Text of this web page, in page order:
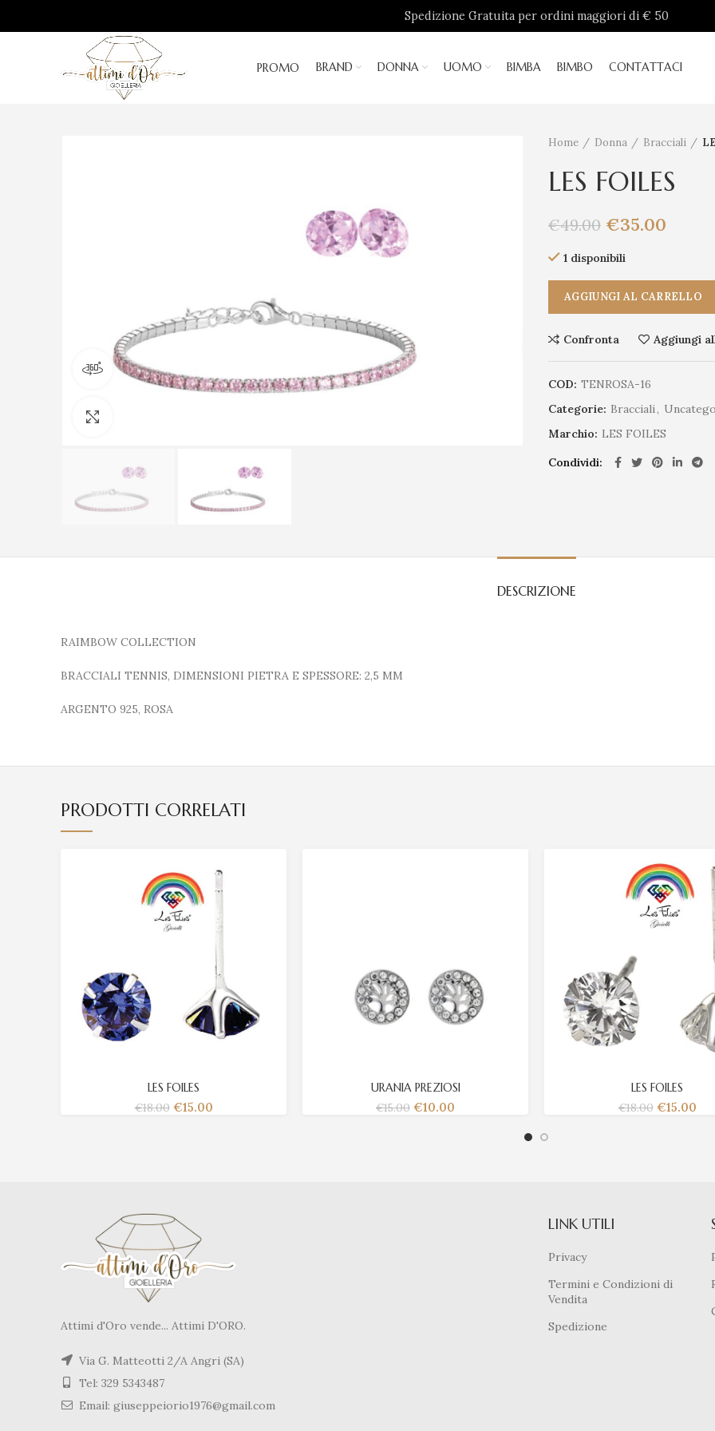
Spedizione Gratuita per ordini maggiori di € 50
PROMO BRAND DONNA UOMO BIMBA BIMBO CONTATTACI
Visualizza il prodotto a 360 gradi
Home Donna Bracciali
LES FOILES
€49.00 €35.00
1 disponibili
AGGIUNGI AL CARRELLO
Confronta Aggiungi
COD: TENROSA-16
Categorie: Bracciali,
Marchio: LES FOILES
Condividi
DESCRIZIONE
RAIMBOW COLLECTION
BRACCIALI TENNIS, DIMENSIONI PIETRA E SPESSORE: 2,5 MM
ARGENTO 925, ROSA
PRODOTTI CORRELATI
LES FOILES
€18.00 €15.00
URANIA PREZIOSI
€15.00 €10.00
LES FOILES
€18.00 €15.00
Attimi d'Oro vende... Attimi D'ORO.
Via G. Matteotti 2/A Angri (SA)
Tel: 329 5343487
Email: giuseppeiorio1976@gmail.com
LINK UTILI
Privacy
Termini e Condizioni di
Vendita
Spedizione